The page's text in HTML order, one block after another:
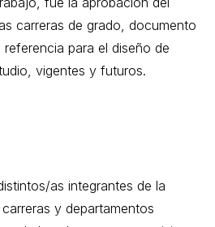
carreras de grado, documento
para el diseño de
vigentes y futuros.
as integrantes de la
y departamentos